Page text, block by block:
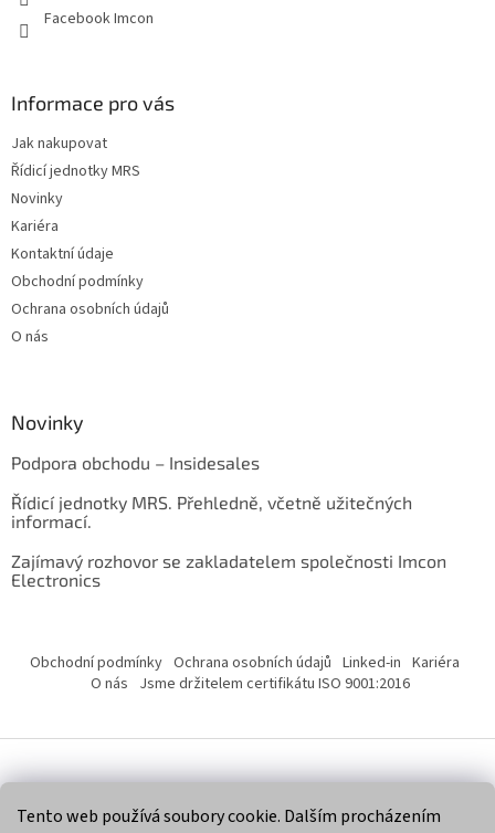
Tento web používá soubory cookie. Dalším procházením
Facebook Imcon
Informace pro vás
Jak nakupovat
Řídicí jednotky MRS
Novinky
Kariéra
Kontaktní údaje
Obchodní podmínky
Ochrana osobních údajů
O nás
Novinky
Podpora obchodu – Insidesales
Řídicí jednotky MRS. Přehledně, včetně užitečných
informací.
Zajímavý rozhovor se zakladatelem společnosti Imcon
Electronics
Obchodní podmínky Ochrana osobních údajů Linked-in Kariéra
O nás Jsme držitelem certifikátu ISO 9001:2016